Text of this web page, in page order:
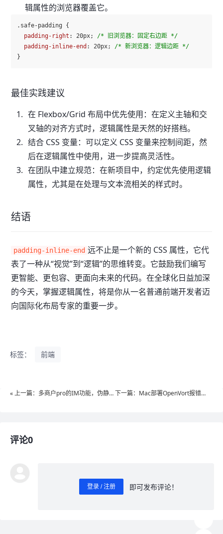
辑属性的浏览器覆盖它。
.safe-padding {
padding-right : 20px; /* 旧浏览器：固定右边距 */
padding-inline-end : 20px; /* 新浏览器：逻辑边距 */
最佳实践建议
在 Flexbox/Grid 布局中优先使用：在定义主轴和交
叉轴的对齐方式时，逻辑属性是天然的好搭档。
结合 CSS 变量：可以定义 CSS 变量来控制间距，然
后在逻辑属性中使用，进一步提高灵活性。
在团队中建立规范：在新项目中，约定优先使用逻辑
属性，尤其是在处理与文本流相关的样式时。
结语
padding-inline-end 远不止是一个新的 CSS 属性，它代
表了一种从“视觉”到“逻辑”的思维转变。它鼓励我们编写
更智能、更包容、更面向未来的代码。在全球化日益加深
的今天，掌握逻辑属性，将是你从一名普通前端开发者迈
向国际化布局专家的重要一步。
标签： 前端
« 上一篇：多商户pro的IM功能，伪静态下一篇：Mac部署OpenVort报错
评论0
登录 / 注册
即可发布评论！